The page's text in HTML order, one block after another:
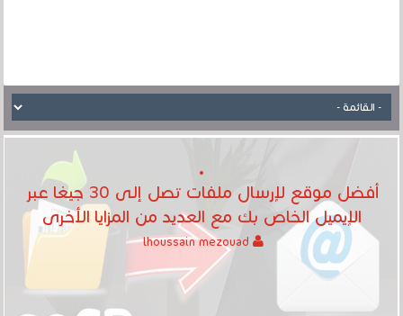
أفضل موقع لإرسال ملفات تصل إلى 30 جيغا عبر
الإيميل الخاص بك مع العديد من المزايا الأخرى